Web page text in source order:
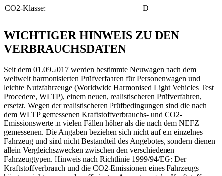
CO2-Klasse: D
WICHTIGER HINWEIS ZU DEN
VERBRAUCHSDATEN
Seit dem 01.09.2017 werden bestimmte Neuwagen nach dem
weltweit harmonisierten Prüfverfahren für Personenwagen und
leichte Nutzfahrzeuge (Worldwide Harmonised Light Vehicles Test
Procedere, WLTP), einem neuen, realistischeren Prüfverfahren,
ersetzt. Wegen der realistischeren Prüfbedingungen sind die nach
dem WLTP gemessenen Kraftstoffverbrauchs- und CO2-
Emissionswerte in vielen Fällen höher als die nach dem NEFZ
gemessenen. Die Angaben beziehen sich nicht auf ein einzelnes
Fahrzeug und sind nicht Bestandteil des Angebotes, sondern dienen
allein Vergleichszwecken zwischen den verschiedenen
Fahrzeugtypen. Hinweis nach Richtlinie 1999/94/EG: Der
Kraftstoffverbrauch und die CO2-Emissionen eines Fahrzeugs